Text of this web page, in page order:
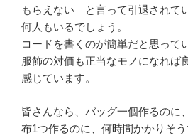
もらえない と言って引退されて
何人もいるでしょう。
コードを書くのが簡単だと思って
服飾の対価も正当なモノになれば
感じています。
皆さんなら、バッグ一個作るのに
布1つ作るのに、何時間かかりそう